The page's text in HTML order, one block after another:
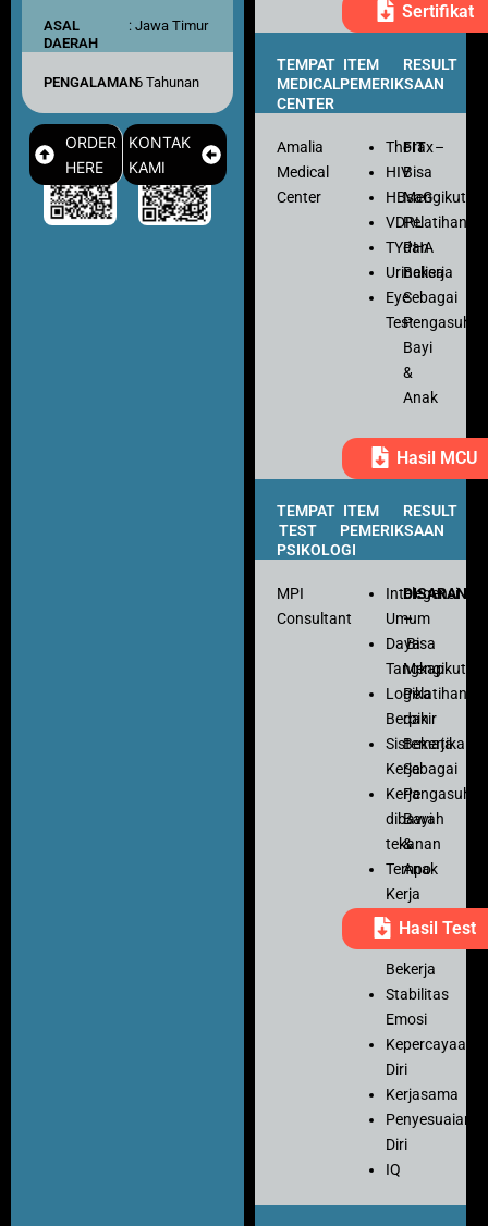
ASAL
DAERAH
: Jawa Timur
PENGALAMAN: 6 Tahunan
ORDER
HERE
KONTAK
KAMI
Sertifikat
TEMPAT
MEDICAL
CENTER
ITEM
PEMERIKSAAN
RESULT
Amalia
Medical
Center
Thorax
HIV
HBsaG
VDRL
TYPHA
Urinalisa
Eye
Test
FIT–
Bisa
Mengikuti
Pelatihan
dan
Bekerja
Sebagai
Pengasuh
Bayi
&
Anak
Hasil MCU
TEMPAT
TEST
PSIKOLOGI
ITEM
PEMERIKSAAN
RESULT
MPI
Consultant
Intelegensi
Umum
Daya
Tangkap
Logika
Berpikir
Sistematika
Kerja
Kerja
dibawah
tekanan
Tempo
Kerja
Ketelitian
Motivasi
Bekerja
Stabilitas
Emosi
Kepercayaan
Diri
Kerjasama
Penyesuaian
Diri
IQ
–
Bisa
Mengikuti
Pelatihan
dan
Bekerja
Sebagai
Pengasuh
Bayi
&
Anak
Hasil Test